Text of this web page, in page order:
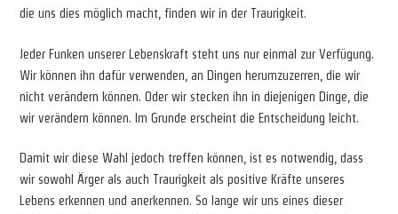
die uns dies möglich macht, finden wir in der Traurigkeit.
Jeder Funken unserer Lebenskraft steht uns nur einmal zur Verfügung.
Wir können ihn dafür verwenden, an Dingen herumzuzerren, die wir
nicht verändern können. Oder wir stecken ihn in diejenigen Dinge, die
wir verändern können. Im Grunde erscheint die Entscheidung leicht.
Damit wir diese Wahl jedoch treffen können, ist es notwendig, dass
wir sowohl Ärger als auch Traurigkeit als positive Kräfte unseres
Lebens erkennen und anerkennen. So lange wir uns eines dieser